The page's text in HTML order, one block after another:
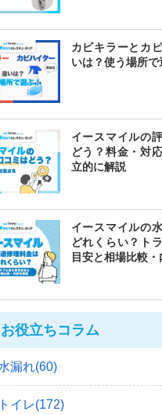
カビキラーとカ
いは？使う場所で
イースマイルの
どう？料金・対
立的に解説
イースマイルの
どれくらい？ト
目安と相場比較
お役立ちコラム
漏れ(60)
トイレ(172)